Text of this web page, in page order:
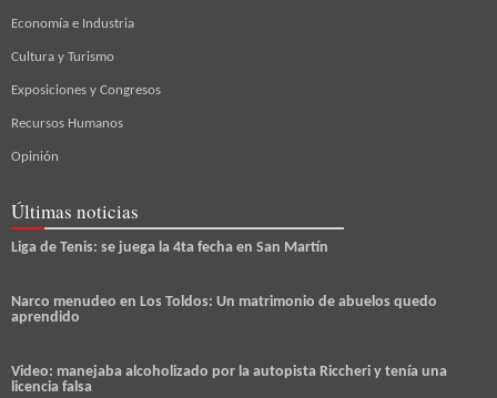
Economía e Industria
Cultura y Turismo
Exposiciones y Congresos
Recursos Humanos
Opinión
Últimas noticias
Liga de Tenis: se juega la 4ta fecha en San Martín
Narco menudeo en Los Toldos: Un matrimonio de abuelos quedo
aprendido
Video: manejaba alcoholizado por la autopista Riccheri y tenía una
licencia falsa